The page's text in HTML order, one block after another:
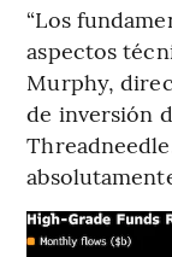
“Los
aspectos
Murphy,
de inversión